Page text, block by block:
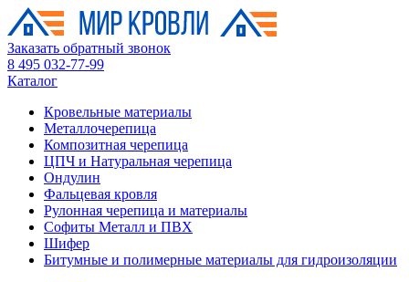
Заказать обратный звонок
8 495 032-77-99
Каталог
Кровельные материалы
Металлочерепица
Композитная черепица
ЦПЧ и Натуральная черепица
Ондулин
Фальцевая кровля
Рулонная черепица и материалы
Софиты Металл и ПВХ
Шифер
Битумные и полимерные материалы для гидроизоляции